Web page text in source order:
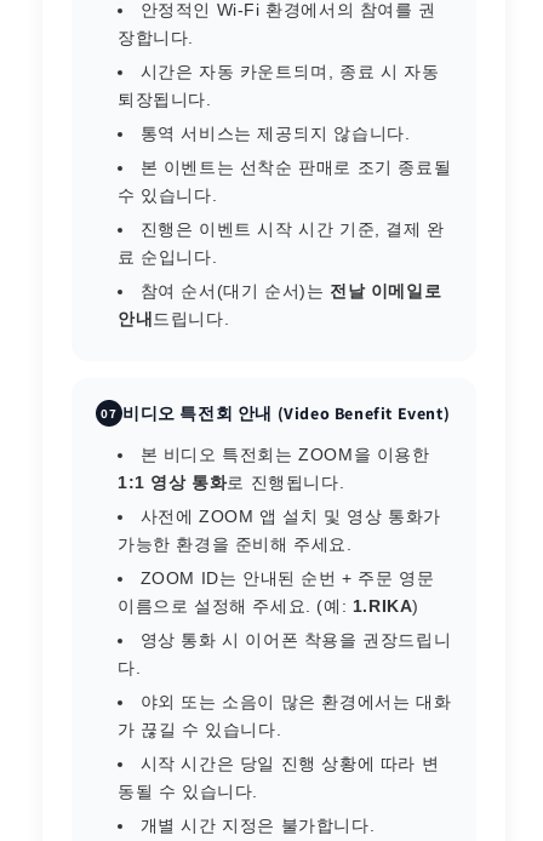
안정적인 Wi-Fi 환경에서의 참여를 권
장합니다.
시간은 자동 카운트되며, 종료 시 자동
퇴장됩니다.
통역 서비스는 제공되지 않습니다.
본 이벤트는 선착순 판매로 조기 종료될
수 있습니다.
진행은 이벤트 시작 시간 기준, 결제 완
료 순입니다.
참여 순서(대기 순서)는 전날 이메일로
안내 드립니다.
07 비디오 특전회 안내 (Video Benefit Event)
본 비디오 특전회는 ZOOM을 이용한
1:1 영상 통화로 진행됩니다.
사전에 ZOOM 앱 설치 및 영상 통화가
가능한 환경을 준비해 주세요.
ZOOM ID는 안내된 순번 + 주문 영문
이름으로 설정해 주세요. (예: 1.RIKA)
영상 통화 시 이어폰 착용을 권장드립니
다.
야외 또는 소음이 많은 환경에서는 대화
가 끊길 수 있습니다.
시작 시간은 당일 진행 상황에 따라 변
동될 수 있습니다.
개별 시간 지정은 불가합니다.